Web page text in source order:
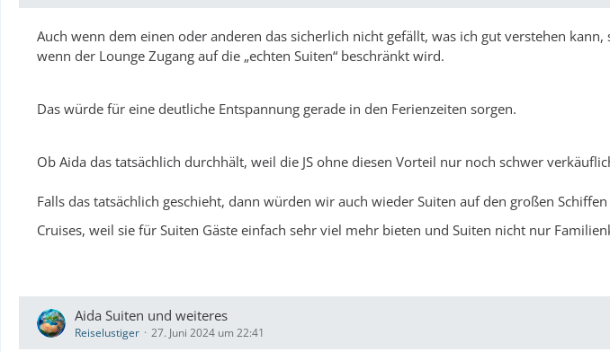
Auch wenn dem einen oder anderen das sicherlich nicht gefällt, was ich gut verstehen
wenn der Lounge Zugang auf die „echten Suiten“ beschränkt wird.
Das würde für eine deutliche Entspannung gerade in den Ferienzeiten sorgen.
Ob Aida das tatsächlich durchhält, weil die JS ohne diesen Vorteil nur noch schwer
Falls das tatsächlich geschieht, dann würden wir auch wieder Suiten auf den großen
Cruises, weil sie für Suiten Gäste einfach sehr viel mehr bieten und Suiten nicht nur
Aida Suiten und weiteres
Reiselustiger 27. Juni 2024 um 22:41